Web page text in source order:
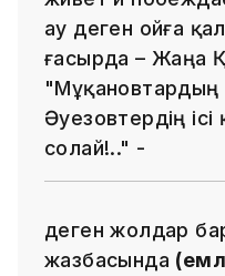
ау деген ойға
ғасырда – Жаңа
"Мұқановтардың
Әуезовтердің
солай!.." -
деген жолдар
жазбасында